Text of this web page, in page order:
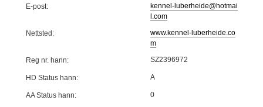
E-post:
kennel-luberheide@hotmai
l.com
Nettsted:
www.kennel-luberheide.co
m
Reg nr. hann: SZ2396972
HD Status hann: A
AA Status hann: 0